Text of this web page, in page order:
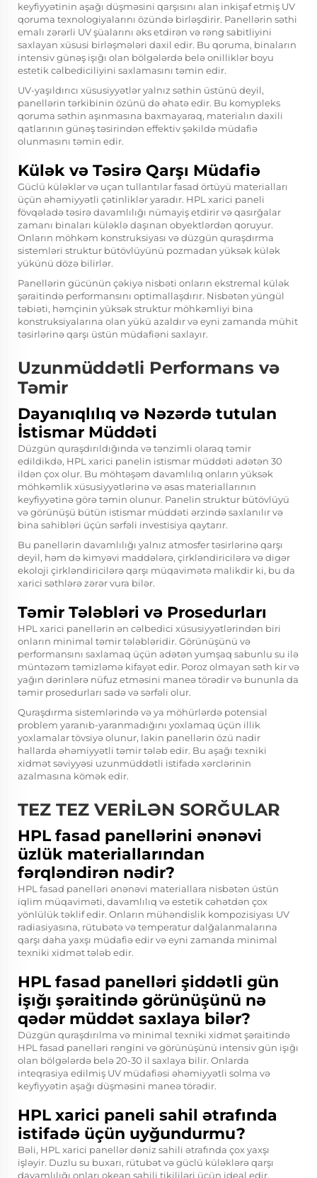
keyfiyyətinin aşağı düşməsini qarşısını alan inkişaf etmiş UV
qoruma texnologiyalarını özündə birləşdirir. Panellərin səthi
emalı zərərli UV şüalarını əks etdirən və rəng sabitliyini
saxlayan xüsusi birləşmələri daxil edir. Bu qoruma, binaların
intensiv günəş işığı olan bölgələrdə belə onilliklər boyu
estetik cəlbediciliyini saxlamasını təmin edir.
UV-yaşıldırıcı xüsusiyyətlər yalnız səthin üstünü deyil,
panellərin tərkibinin özünü də əhatə edir. Bu komypleks
qoruma səthin aşınmasına baxmayaraq, materialın daxili
qatlarının günəş təsirindən effektiv şəkildə müdafiə
olunmasını təmin edir.
Külək və Təsirə Qarşı Müdafiə
Güclü küləklər və uçan tullantılar fasad örtüyü materialları
üçün əhəmiyyətli çətinliklər yaradır. HPL xarici paneli
fövqəladə təsirə davamlılığı nümayiş etdirir və qasırğalar
zamanı binaları küləklə daşınan obyektlərdən qoruyur.
Onların möhkəm konstruksiyası və düzgün quraşdırma
sistemləri struktur bütövlüyünü pozmadan yüksək külək
yükünü dözə bilirlər.
Panellərin gücünün çəkiyə nisbəti onların ekstremal külək
şəraitində performansını optimallaşdırır. Nisbətən yüngül
təbiəti, həmçinin yüksək struktur möhkəmliyi bina
konstruksiyalarına olan yükü azaldır və eyni zamanda mühit
təsirlərinə qarşı üstün müdafiəni saxlayır.
Uzunmüddətli Performans və
Təmir
Dayanıqlılıq və Nəzərdə tutulan
İstismar Müddəti
Düzgün quraşdırıldığında və tənzimli olaraq təmir
edildikdə, HPL xarici panelin istismar müddəti adətən 30
ildən çox olur. Bu möhtəşəm davamlılıq onların yüksək
möhkəmlik xüsusiyyətlərinə və əsas materiallarının
keyfiyyətinə görə təmin olunur. Panelin struktur bütövlüyü
və görünüşü bütün istismar müddəti ərzində saxlanılır və
bina sahibləri üçün sərfəli investisiya qaytarır.
Bu panellərin davamlılığı yalnız atmosfer təsirlərinə qarşı
deyil, həm də kimyəvi maddələrə, çirkləndiricilərə və digər
ekoloji çirkləndiricilərə qarşı müqavimətə malikdir ki, bu da
xarici səthlərə zərər vura bilər.
Təmir Tələbləri və Prosedurları
HPL xarici panellərin ən cəlbedici xüsusiyyətlərindən biri
onların minimal təmir tələbləridir. Görünüşünü və
performansını saxlamaq üçün adətən yumşaq sabunlu su ilə
müntəzəm təmizləmə kifayət edir. Poroz olmayan səth kir və
yağın dərinlərə nüfuz etməsini maneə törədir və bununla da
təmir prosedurları sadə və sərfəli olur.
Quraşdırma sistemlərində və ya möhürlərdə potensial
problem yaranıb-yaranmadığını yoxlamaq üçün illik
yoxlamalar tövsiyə olunur, lakin panellərin özü nadir
hallarda əhəmiyyətli təmir tələb edir. Bu aşağı texniki
xidmət səviyyəsi uzunmüddətli istifadə xərclərinin
azalmasına kömək edir.
TEZ TEZ VERİLƏN SORĞULAR
HPL fasad panellərini ənənəvi
üzlük materiallarından
fərqləndirən nədir?
HPL fasad panelləri ənənəvi materiallara nisbətən üstün
iqlim müqaviməti, davamlılıq və estetik cəhətdən çox
yönlülük təklif edir. Onların mühəndislik kompozisiyası UV
radiasiyasına, rütubətə və temperatur dalğalanmalarına
qarşı daha yaxşı müdafiə edir və eyni zamanda minimal
texniki xidmət tələb edir.
HPL fasad panelləri şiddətli gün
işığı şəraitində görünüşünü nə
qədər müddət saxlaya bilər?
Düzgün quraşdırılma və minimal texniki xidmət şəraitində
HPL fasad panelləri rəngini və görünüşünü intensiv gün işığı
olan bölgələrdə belə 20-30 il saxlaya bilir. Onlarda
inteqrasiya edilmiş UV müdafiəsi əhəmiyyətli solma və
keyfiyyətin aşağı düşməsini maneə törədir.
HPL xarici paneli sahil ətrafında
istifadə üçün uyğundurmu?
Bəli, HPL xarici panellər dəniz sahili ətrafında çox yaxşı
işləyir. Duzlu su buxarı, rütubət və güclü küləklərə qarşı
davamlılığı onları okean sahili tikililəri üçün ideal edir.